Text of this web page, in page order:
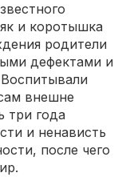
и коротышка
родители
дефектами и
внешне
три года
и ненависть
после чего